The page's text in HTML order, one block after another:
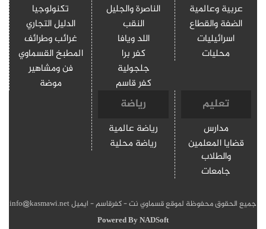
عربية وعالمية
الضفة والقطاع
اسرائيليات
محليات
الناصرة والجليل
النقب
اللد ويافا
كفر برا
جلجولية
كفر قاسم
تكنولوجيا
الدليل التجاري
غرائب وطرائف
المطبخ القسماوي
فن ومشاهير
موضة
تعليم
مدارس
قضايا المعلمين
والطلاب
جامعات
رياضة
رياضة عالمية
رياضة محلية
جميع الحقوق محفوظة لموقع قسماوي نت - كفرقاسم - ايميل info@kasmawi.net
Powered ByNADSoft